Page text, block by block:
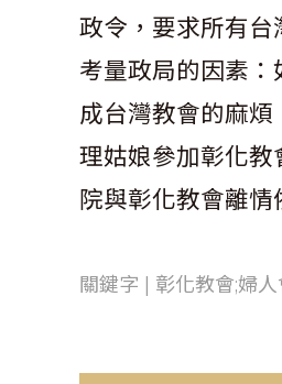
政令，要求所有
考量政局的因素
成台灣教會的麻
理姑娘參加彰化
院與彰化教會離情
關鍵字 | 彰化教會;婦